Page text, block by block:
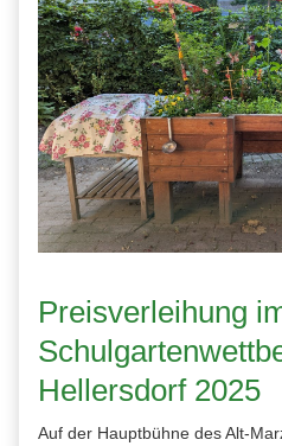
Preisverleihung
Hellersdorf 2025
Auf der Hauptbühne des Alt-